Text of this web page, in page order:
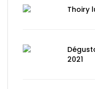
Thoiry
2021